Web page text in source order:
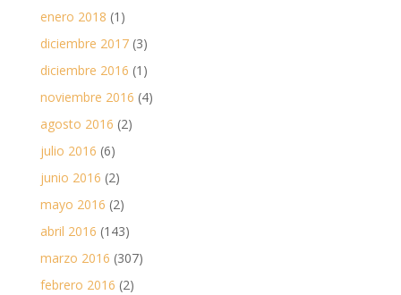
enero 2018 (1)
diciembre 2017(3)
diciembre 2016 (1)
noviembre 2016 (4)
agosto 2016 (2)
julio 2016 (6)
junio 2016 (2)
mayo 2016 (2)
abril 2016 (143)
marzo 2016 (307)
febrero 2016 (2)